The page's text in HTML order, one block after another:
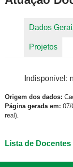
Dados
Projetos
Indisponível:
Origem dos dados:
Página gerada em: 07/
real).
Lista de Docentes